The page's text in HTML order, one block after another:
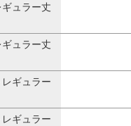
ュラー丈
ュラー丈
ギュラー
ギュラー